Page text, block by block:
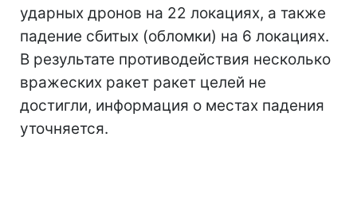
ударных дронов на 22 локациях, а также
падение сбитых (обломки) на 6 локациях.
В результате противодействия несколько
вражеских ракет ракет целей не
достигли, информация о местах падения
уточняется.